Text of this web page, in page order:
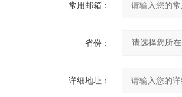
常用邮箱：
省份：
详细地址：